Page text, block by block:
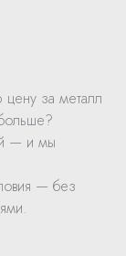
за металл
— и мы
— без